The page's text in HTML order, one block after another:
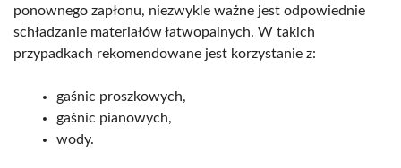
ponownego zapłonu, niezwykle ważne jest odpowiednie
schładzanie materiałów łatwopalnych. W takich
przypadkach rekomendowane jest korzystanie z:
gaśnic proszkowych,
gaśnic pianowych,
wody.